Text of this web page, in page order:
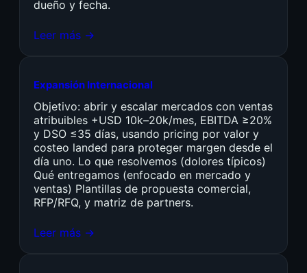
dueño y fecha.
Leer más →
Expansión Internacional
Objetivo: abrir y escalar mercados con ventas
atribuibles +USD 10k–20k/mes, EBITDA ≥20%
y DSO ≤35 días, usando pricing por valor y
costeo landed para proteger margen desde el
día uno. Lo que resolvemos (dolores típicos)
Qué entregamos (enfocado en mercado y
ventas) Plantillas de propuesta comercial,
RFP/RFQ, y matriz de partners.
Leer más →